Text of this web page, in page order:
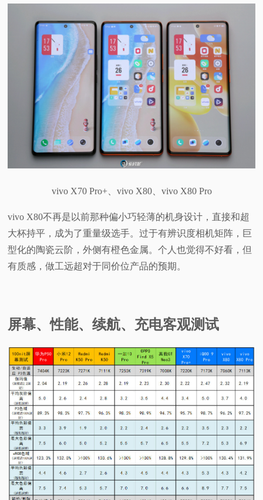
vivo X70 Pro+、vivo X80、vivo X80 Pro
vivo X80不再是以前那种偏小巧轻薄的机身设计，直接和超
大杯持平，成为了重量级选手。过于有辨识度相机矩阵，巨
型化的陶瓷云阶，外侧有橙色金属。个人也觉得不好看，但
有质感，做工远超对于同价位产品的预期。
屏幕、性能、续航、充电客观测试